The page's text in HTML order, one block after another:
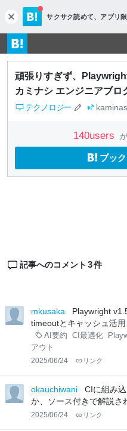
c
l
o
s
e
サクサク読めて、 アプリ
頑張りすぎず、
カミナシ エンジニアブロ
テクノロジー
140users
ブッ
記事へのコメント 3件
mkusaka
Playwright
timeoutとキャッシュ活
AI要約 CI最適化
アウト
2025/06/24 リンク
okauchiwani
CIに組み
か、ソース付きで解説
2025/06/24 リンク